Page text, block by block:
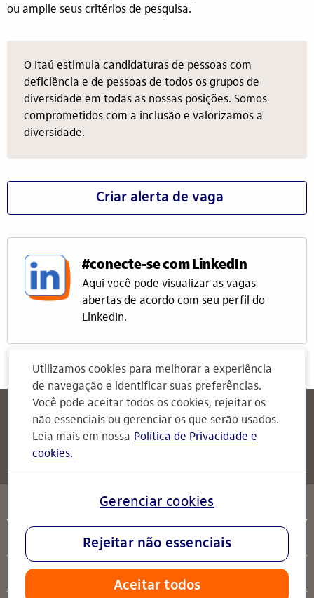
ou amplie seus critérios de pesquisa.
O Itaú estimula candidaturas de pessoas com
deficiência e de pessoas de todos os grupos de
diversidade em todas as nossas posições. Somos
comprometidos com a inclusão e valorizamos a
diversidade.
Criar alerta de vaga
#conecte-se com LinkedIn
Aqui você pode visualizar as vagas
abertas de acordo com seu perfil do
LinkedIn.
Itaú
Attendimento Itaú
Para Empresas
Attendimento Itaú
sobre o Itaú
ajuda
Utilizamos cookies para melhorar a experiência
de navegação e identificar suas preferências.
Você pode aceitar todos os cookies, rejeitar os
não essenciais ou gerenciar os que serão usados.
Leia mais em nossa Política de Privacidade e
cookies.
Gerenciar cookies
Rejeitar não essenciais
Aceitar todos